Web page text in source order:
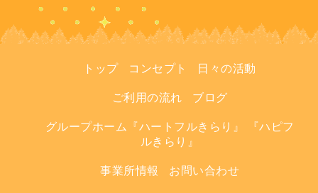
トップ コンセプト 日々の活動
ご利用の流れ ブログ
グループホーム『ハートフルきらり』 『ハピフ
ルきらり』
事業所情報 お問い合わせ